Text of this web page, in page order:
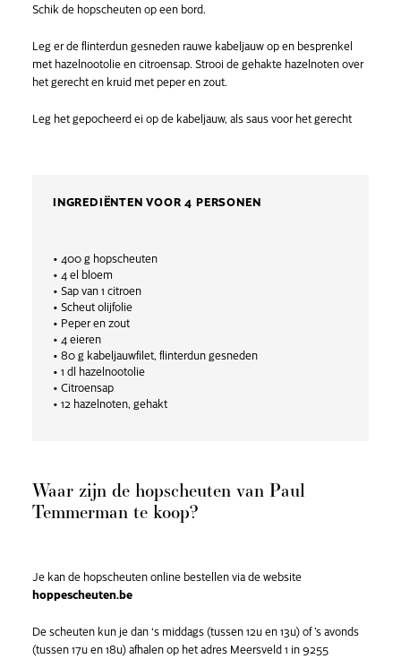
INGREDIËNTEN VOOR 4 PERSONEN
• 400 g hopscheuten
• 4 el bloem
• Sap van 1 citroen
• Scheut olijfolie
• Peper en zout
• 4 eieren
• 80 g kabeljauwfilet, flinterdun gesneden
• 1 dl hazelnootolie
• Citroensap
• 12 hazelnoten, gehakt
Schik de hopscheuten op een bord.
Leg er de flinterdun gesneden rauwe kabeljauw op en besprenkel
met hazelnootolie en citroensap. Strooi de gehakte hazelnoten over
het gerecht en kruid met peper en zout.
Leg het gepocheerd ei op de kabeljauw, als saus voor het gerecht
Waar zijn de hopscheuten van Paul
Temmerman te koop?
Je kan de hopscheuten online bestellen via de website
hoppescheuten.be
De scheuten kun je dan ‘s middags (tussen 12u en 13u) of ’s avonds
(tussen 17u en 18u) afhalen op het adres Meersveld 1 in 9255